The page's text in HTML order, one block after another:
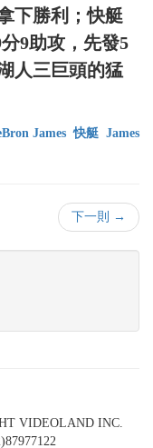
下勝利；快艇
9助攻，先發5
人三巨頭的猛
James 快艇 James
下一則 →
VIDEOLAND INC.